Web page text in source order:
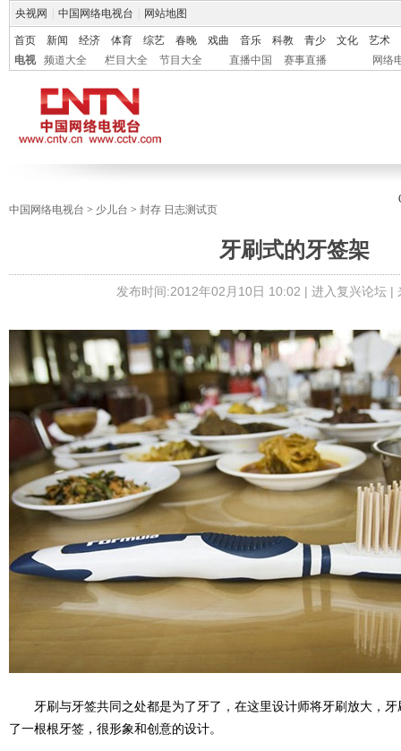
央视网 中国网络电视台 网站地图
首页 新闻 经济 体育 综艺 春晚 戏曲 音乐 科教 青少 文化
艺术
电视
频道大全 栏目大全 节目大全 直播中国 赛事直播 网络
中国网络电视台 > 少儿台 > 封存 日志测试页
牙刷式的牙签架
发布时间:2012年02月10日 10:02 | 进入复兴论坛|
牙刷与牙签共同之处都是为了牙了，在这里设计师将牙刷放大，牙
了一根根牙签，很形象和创意的设计。